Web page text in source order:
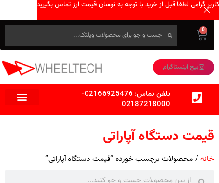
0
پیج اینستاگرام
تلفن تماس: 02166925476
-
02187218000
قیمت دستگاه آپاراتی
خانه محصولات برچسب خورده “قیمت دستگاه آپاراتی”
کاربر گرامی لطفا قبل از خرید با توجه به نوسان قیمت ارز تماس بگیرید